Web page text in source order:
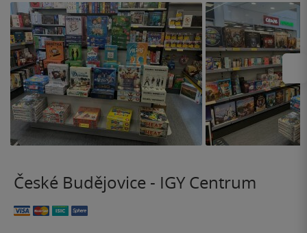
České Budějovice - IGY Centrum